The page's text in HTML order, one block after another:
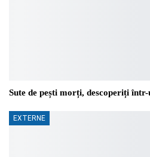
Sute de pești morți, descoperiți
EXTERNE